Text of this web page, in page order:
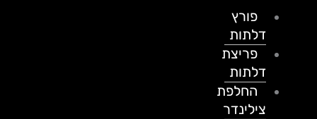
פורץ
דלתות
פריצת
דלתות
החלפת
צילינדר